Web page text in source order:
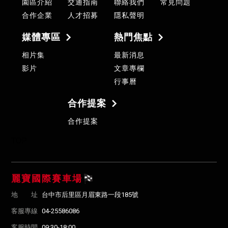
園區介紹 交通指南 聯絡我們
常見問題
合作企業
人才招募 隱私聲明
媒體專區
相片集
影片
熱門焦點
最新消息
文章專欄
行事曆
合作提案
合作提案
麗寶國際賽車場
地 址 台中市后里區月眉東路一段185號
客服專線 04-25586086